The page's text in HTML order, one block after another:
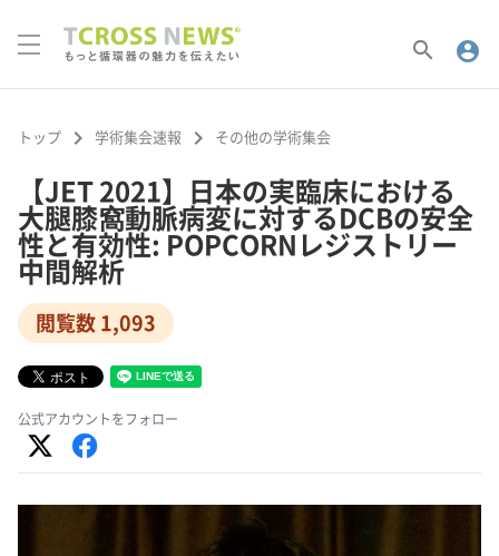
search account_circle
トップ keyboard_arrow_right 学術集会速報 keyboard_arrow_right その他の学術集会
【JET 2021】日本の実臨床における
大腿膝窩動脈病変に対するDCBの安全
性と有効性: POPCORNレジストリー
中間解析
閲覧数 1,093
公式アカウントをフォロー